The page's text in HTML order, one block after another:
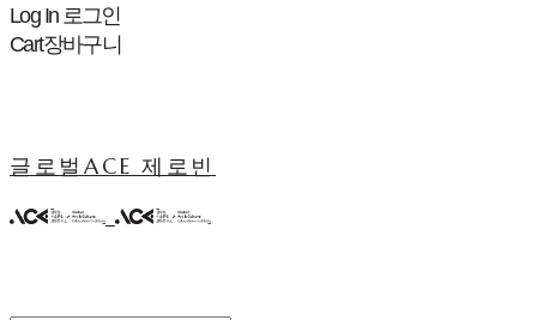
Log In 로그인
Cart장바구니
글로벌ACE 제로빈